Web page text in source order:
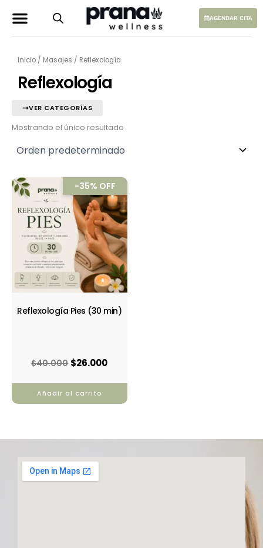
AGENDAR CITA
Inicio / Masajes / Reflexología
Reflexología
VER CATEGORÍAS
Mostrando el único resultado
-35% OFF
Reflexología Pies (30 min)
$40.000
precio
original
era:
$40.000.
$26.000
El
precio
actual
es:
$26.000.
Añadir al carrito